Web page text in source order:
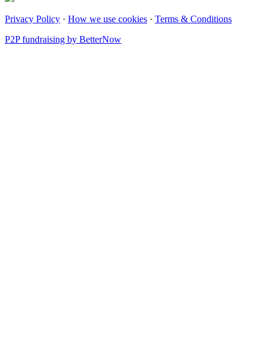
Privacy Policy · How we use cookies · Terms & Conditions
P2P fundraising by BetterNow